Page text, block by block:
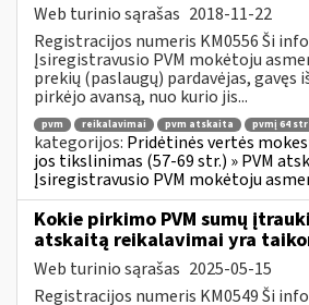
Web turinio sąrašas 2018-11-22
Registracijos numeris KM0556 Ši
Įsiregistravusio PVM mokėtoju
prekių (paslaugų) pardavėjas, gavęs
pirkėjo avansą, nuo kurio jis...
pvm reikalavimai pvm atskaita pvmį 64 str
kategorijos: Pridėtinės vertės
jos tikslinimas (57-69 str.) » PVM
Įsiregistravusio PVM mokėtoju
Kokie pirkimo PVM sumų
atskaitą reikalavimai yra
Web turinio sąrašas 2025-05-15
Registracijos numeris KM0549 Ši